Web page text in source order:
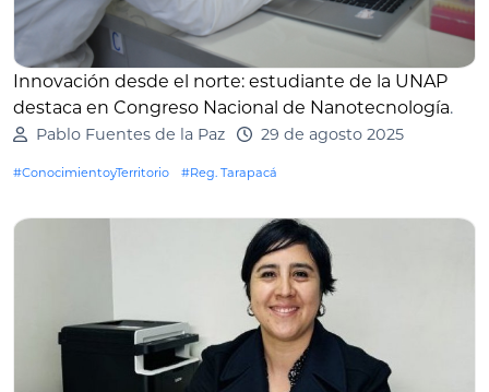
Innovación desde el norte: estudiante de la UNAP
destaca en Congreso Nacional de Nanotecnología.
Pablo Fuentes de la Paz 29 de agosto 2025
#ConocimientoyTerritorio #Reg. Tarapacá